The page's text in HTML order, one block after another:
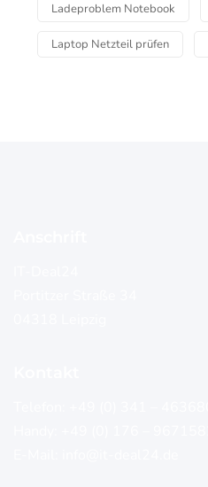
Ladeproblem Notebook
Laptop Netzteil prüfen